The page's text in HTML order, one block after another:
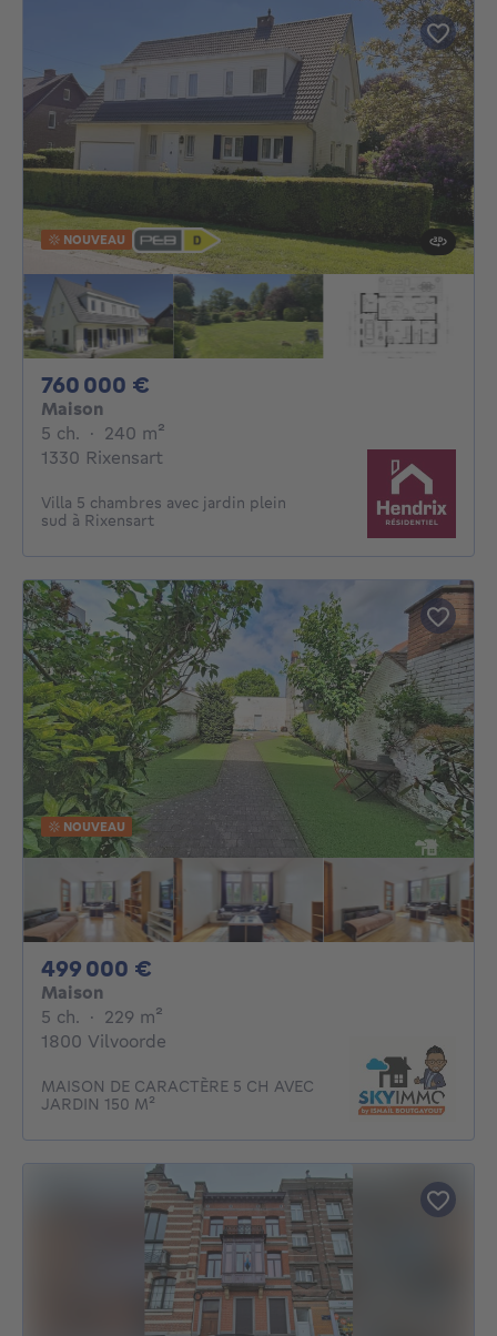
NOUVEAU
760 000 €
Maison
5 ch. 5 chambres
· 240 m²
1330 Rixensart
Villa 5 chambres avec jardin plein
sud à Rixensart
NOUVEAU
499 000 €
Maison
5 ch. 5 chambres
· 229 m²
1800 Vilvoorde
MAISON DE CARACTÈRE 5 CH AVEC
JARDIN 150 M²